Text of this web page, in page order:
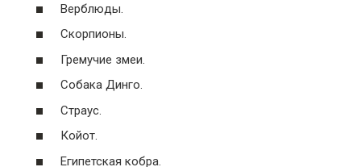
Верблюды.
Скорпионы.
Гремучие змеи.
Собака Динго.
Страус.
Койот.
Египетская кобра.